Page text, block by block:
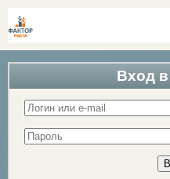
Вход